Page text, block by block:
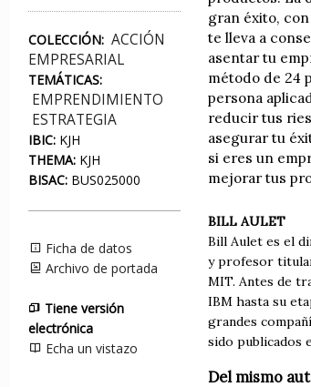
COLECCIÓN: ACCIÓN
EMPRESARIAL
TEMÁTICAS:
EMPRENDIMIENTO
ESTRATEGIA
IBIC: KJH
THEMA: KJH
BISAC: BUS025000
Ficha de datos
Archivo de portada
Tiene versión
electrónica
Echa un vistazo
gran éxito,
te lleva a
asentar tu
método de 24
persona
reducir tus
asegurar tu
si eres un
mejorar tus
BILL AULET
Bill Aulet es el
y profesor
MIT. Antes de
IBM hasta su
grandes
sido publicados
Del mismo